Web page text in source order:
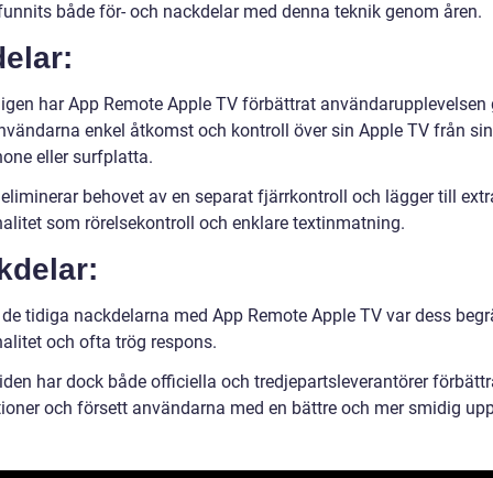
både för- och nackdelar med denna teknik genom åren.
har App Remote Apple TV förbättrat användarupplevelsen
enkel åtkomst och kontroll över sin Apple TV från sin
eller surfplatta.
behovet av en separat fjärrkontroll och lägger till
som rörelsekontroll och enklare textinmatning.
tidiga nackdelarna med App Remote Apple TV var dess
och ofta trög respons.
har dock både officiella och tredjepartsleverantörer
och försett användarna med en bättre och mer smidig